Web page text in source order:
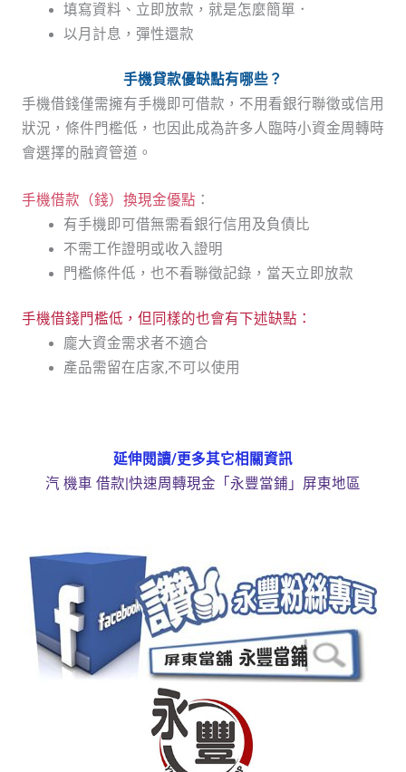
填寫資料、立即放款，就是怎麼簡單．
以月計息，彈性還款
手機貸款優缺點有哪些？
手機借錢僅需擁有手機即可借款，不用看銀行聯徵或信用
狀況，條件門檻低，也因此成為許多人臨時小資金周轉時
會選擇的融資管道。
手機借款（錢）換現金優點 ：
有手機即可借無需看銀行信用及負債比
不需工作證明或收入證明
門檻條件低，也不看聯徵記錄，當天立即放款
手機借錢門檻低，但同樣的也會有下述缺點：
龐大資金需求者不適合
產品需留在店家,不可以使用
延伸閱讀/更多其它相關資訊
汽 機車 借款|快速周轉現金「永豐當鋪」屏東地區